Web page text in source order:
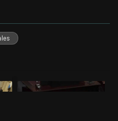
"El Senado dio media sanción
Un artículo de tendencia con